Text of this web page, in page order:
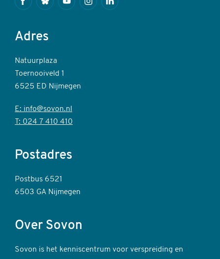
FacebookBlueskyYoutubeInstagramLinkedin
Adres
Natuurplaza
Toernooiveld 1
6525 ED Nijmegen
E: info@sovon.nl
T: 024 7 410 410
Postadres
Postbus 6521
6503 GA Nijmegen
Over Sovon
Sovon is het kenniscentrum voor verspreiding en